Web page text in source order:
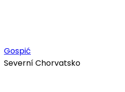
Gospić
Severní Chorvatsko